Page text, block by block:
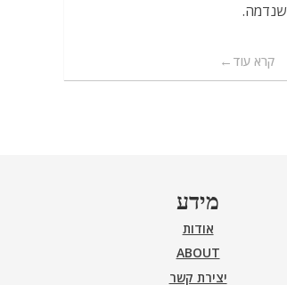
שנדמה.
קרא עוד
מידע
אודות
ABOUT
יצירת קשר